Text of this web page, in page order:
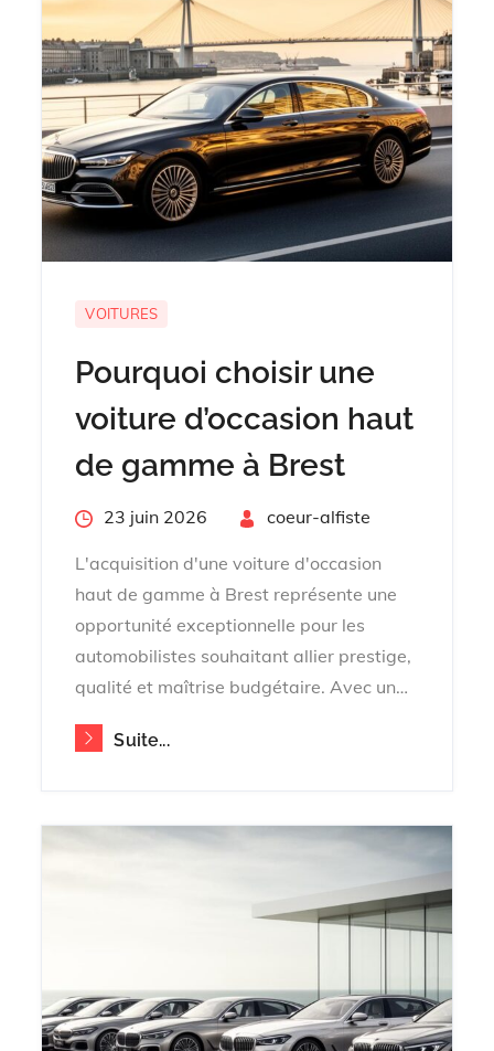
VOITURES
Pourquoi choisir une
voiture d’occasion haut
de gamme à Brest
Posted23 juin 2026 coeur-alfiste
L'acquisition d'une voiture d'occasion
haut de gamme à Brest représente une
opportunité exceptionnelle pour les
automobilistes souhaitant allier prestige,
qualité et maîtrise budgétaire. Avec un…
Suite...